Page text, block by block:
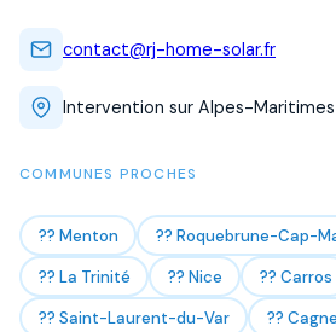
contact@rj-home-solar.fr
Intervention sur Alpes-
COMMUNES PROCHES
?? Menton ?? Roquebrune-Cap-
?? La Trinité
?? Nice
?? Carros
?? Saint-Laurent-du-Var
??